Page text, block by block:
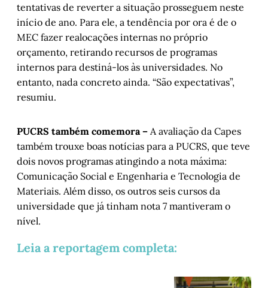
tentativas de reverter a situação prosseguem neste
início de ano. Para ele, a tendência por ora é de o
MEC fazer realocações internas no próprio
orçamento, retirando recursos de programas
internos para destiná-los às universidades. No
entanto, nada concreto ainda. “São expectativas”,
resumiu.
PUCRS também comemora – A avaliação da Capes
também trouxe boas notícias para a PUCRS, que teve
dois novos programas atingindo a nota máxima:
Comunicação Social e Engenharia e Tecnologia de
Materiais. Além disso, os outros seis cursos da
universidade que já tinham nota 7 mantiveram o
nível.
Leia a reportagem completa: